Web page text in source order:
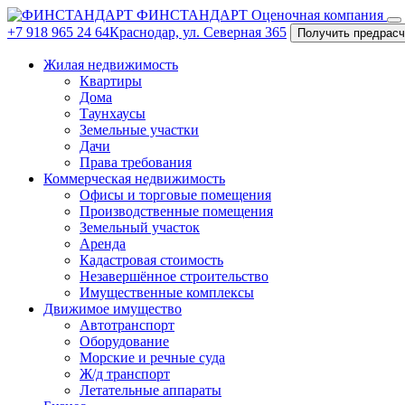
ФИНСТАНДАРТ Оценочная компания
+7 918 965 24 64Краснодар, ул. Северная 365 Получить
Жилая недвижимость
Квартиры
Дома
Таунхаусы
Земельные участки
Дачи
Права требования
Коммерческая недвижимость
Офисы и торговые помещения
Производственные помещения
Земельный участок
Аренда
Кадастровая стоимость
Незавершённое строительство
Имущественные комплексы
Движимое имущество
Автотранспорт
Оборудование
Морские и речные суда
Ж/д транспорт
Летательные аппараты